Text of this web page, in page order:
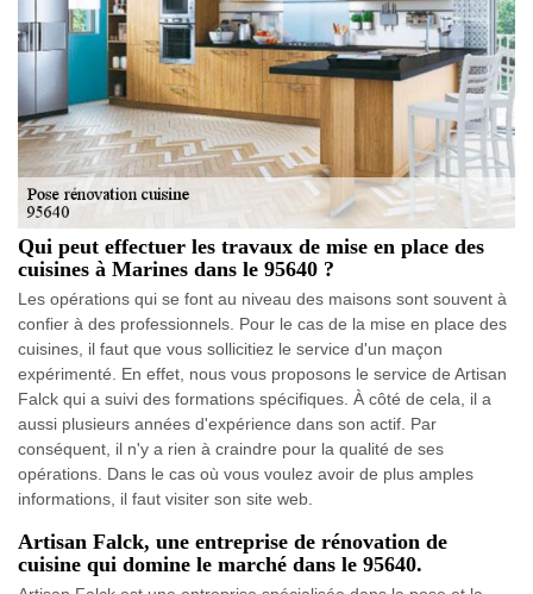
Qui peut effectuer les travaux de mise en place des
cuisines à Marines dans le 95640 ?
Les opérations qui se font au niveau des maisons sont souvent à
confier à des professionnels. Pour le cas de la mise en place des
cuisines, il faut que vous sollicitiez le service d'un maçon
expérimenté. En effet, nous vous proposons le service de Artisan
Falck qui a suivi des formations spécifiques. À côté de cela, il a
aussi plusieurs années d'expérience dans son actif. Par
conséquent, il n'y a rien à craindre pour la qualité de ses
opérations. Dans le cas où vous voulez avoir de plus amples
informations, il faut visiter son site web.
Artisan Falck, une entreprise de rénovation de
cuisine qui domine le marché dans le 95640.